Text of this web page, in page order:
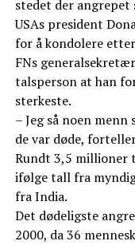
stedet der angrepet
USAs president
for å kondolere
FNs
talsperson at han
sterkeste.
– Jeg så noen menn
de var døde,
Rundt 3,5 millioner
ifølge tall fra
fra India.
Det dødeligste
2000, da 36